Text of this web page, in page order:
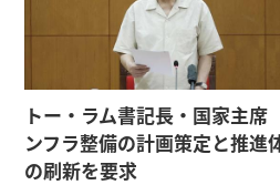
トー・ラム書記長・国家主
ンフラ整備の計画策定と推進
の刷新を要求